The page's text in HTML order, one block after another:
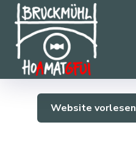
Website vorlesen